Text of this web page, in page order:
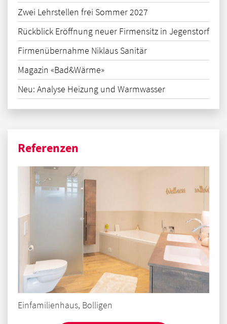
Zwei Lehrstellen frei Sommer 2027
Rückblick Eröffnung neuer Firmensitz in Jegenstorf
Firmenübernahme Niklaus Sanitär
Magazin «Bad&Wärme»
Neu: Analyse Heizung und Warmwasser
Referenzen
Einfamilienhaus, Bolligen